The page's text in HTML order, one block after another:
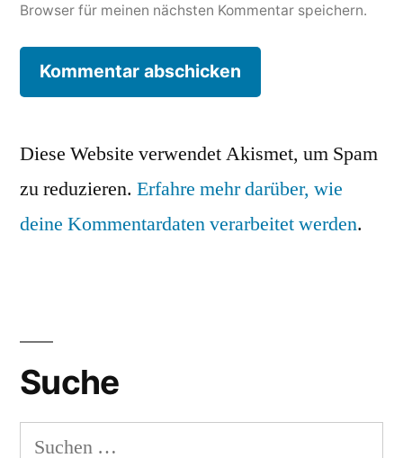
Browser für meinen nächsten Kommentar speichern.
Diese Website verwendet Akismet, um Spam
zu reduzieren. Erfahre mehr darüber, wie
deine Kommentardaten verarbeitet werden.
Suche
Suchen